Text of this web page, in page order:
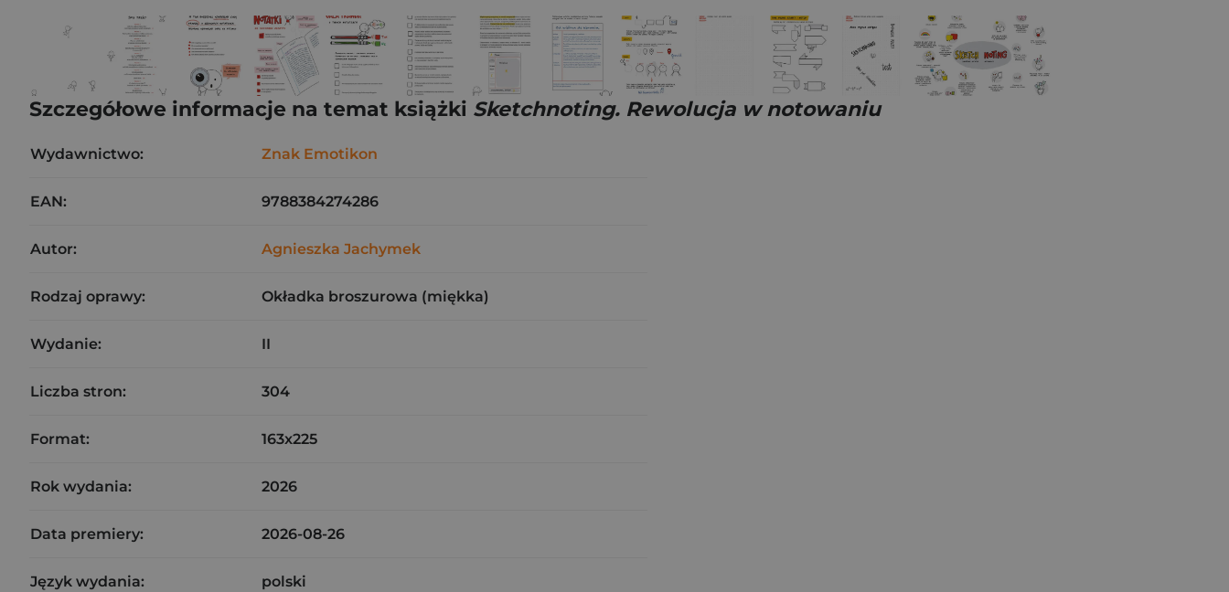
Szczegółowe informacje na temat książki Sketchnoting. Rewolucja w notowaniu
Wydawnictwo: Znak Emotikon
EAN: 9788384274286
Autor: Agnieszka Jachymek
Rodzaj oprawy: Okładka broszurowa (miękka)
Wydanie: II
Liczba stron: 304
Format: 163x225
Rok wydania: 2026
Data premiery: 2026-08-26
Język wydania: polski